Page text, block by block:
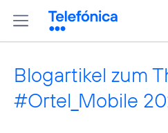
Blogartikel zum
#Ortel_Mobile